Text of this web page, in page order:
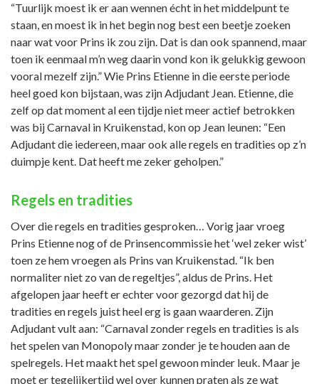
“Tuurlijk moest ik er aan wennen écht in het middelpunt te
staan, en moest ik in het begin nog best een beetje zoeken
naar wat voor Prins ik zou zijn. Dat is dan ook spannend, maar
toen ik eenmaal m’n weg daarin vond kon ik gelukkig gewoon
vooral mezelf zijn.” Wie Prins Etienne in die eerste periode
heel goed kon bijstaan, was zijn Adjudant Jean. Etienne, die
zelf op dat moment al een tijdje niet meer actief betrokken
was bij Carnaval in Kruikenstad, kon op Jean leunen: “Een
Adjudant die iedereen, maar ook alle regels en tradities op z’n
duimpje kent. Dat heeft me zeker geholpen.”
Regels en tradities
Over die regels en tradities gesproken… Vorig jaar vroeg
Prins Etienne nog of de Prinsencommissie het ‘wel zeker wist’
toen ze hem vroegen als Prins van Kruikenstad. “Ik ben
normaliter niet zo van de regeltjes”, aldus de Prins. Het
afgelopen jaar heeft er echter voor gezorgd dat hij de
tradities en regels juist heel erg is gaan waarderen. Zijn
Adjudant vult aan: “Carnaval zonder regels en tradities is als
het spelen van Monopoly maar zonder je te houden aan de
spelregels. Het maakt het spel gewoon minder leuk. Maar je
moet er tegelijkertijd wel over kunnen praten als ze wat